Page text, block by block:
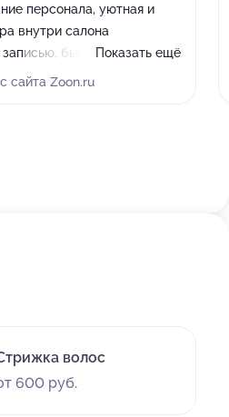
персонала, уютная и
внутри салона
бывает очередь
салона
а не просто клиенткой.
Показать ещё
сайта Zoon.ru
волос
600 руб.